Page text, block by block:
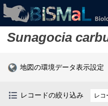
Sunagocia
地図の環境データ表示設定
レコードの絞り込み レコ